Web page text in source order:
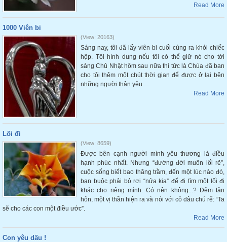
Read More
1000 Viên bi
(View: 20163)
Sáng nay, tôi đã lấy viên bi cuối cùng ra khỏi chiếc
hộp. Tôi hình dung nếu tôi có thể giữ nó cho tới
sáng Chủ Nhật hôm sau nữa thì tức là Chúa đã ban
cho tôi thêm một chút thời gian để được ở lại bên
những người thân yêu …
Read More
Lối đi
(View: 8659)
Được bên cạnh người mình yêu thương là điều
hạnh phúc nhất. Nhưng “đường đời muôn lối rẽ”,
cuộc sống biết bao thăng trầm, đến một lúc nào đó,
bạn buộc phải bỏ rơi “nửa kia” để đi tìm một lối đi
khác cho riêng mình. Có nên không...? Đêm tân
hôn, một vị thần hiện ra và nói với cô dâu chú rể: “Ta
sẽ cho các con một điều ước”.
Read More
Con yêu dấu !